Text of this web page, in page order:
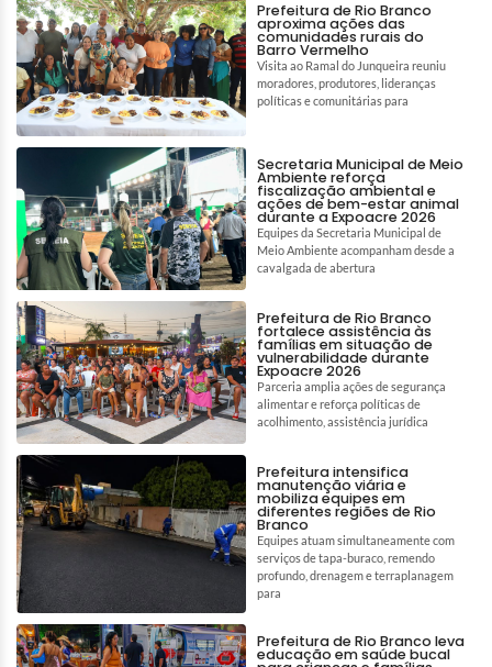
Prefeitura de Rio Branco
aproxima ações das
comunidades rurais do
Barro Vermelho
Visita ao Ramal do Junqueira reuniu
moradores, produtores, lideranças
políticas e comunitárias para
Secretaria Municipal de Meio
Ambiente reforça
fiscalização ambiental e
ações de bem-estar animal
durante a Expoacre 2026
Equipes da Secretaria Municipal de
Meio Ambiente acompanham desde a
cavalgada de abertura
Prefeitura de Rio Branco
fortalece assistência às
famílias em situação de
vulnerabilidade durante
Expoacre 2026
Parceria amplia ações de segurança
alimentar e reforça políticas de
acolhimento, assistência jurídica
Prefeitura intensifica
manutenção viária e
mobiliza equipes em
diferentes regiões de Rio
Branco
Equipes atuam simultaneamente com
serviços de tapa-buraco, remendo
profundo, drenagem e terraplanagem
para
Prefeitura de Rio Branco leva
educação em saúde bucal